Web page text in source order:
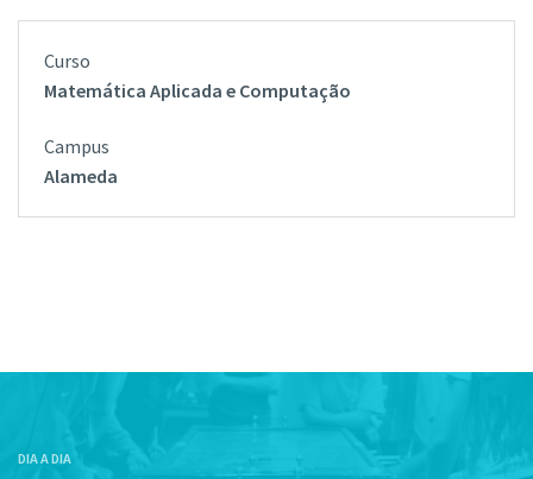
Matemática Aplicada e Computação
Alameda
DIA A DIA